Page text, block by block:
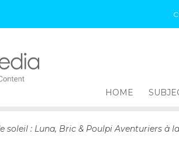
p
HOME
: Luna, Bric & Poulpi Aventuriers à la